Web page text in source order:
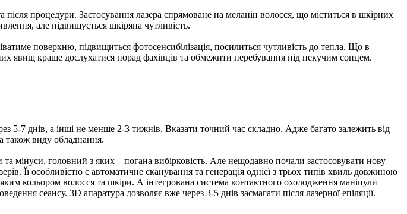
процедури. Застосування лазера спрямоване на меланін волосся, що міститься в шкірних
але підвищується шкіряна чутливість.
поверхню, підвищиться фотосенсибілізація, посилиться чутливість до тепла. Що в
явищ краще дослухатися порад фахівців та обмежити перебування під пекучим сонцем.
5-7 днів, а інші не менше 2-3 тижнів. Вказати точний час складно. Адже багато залежить від
а також виду обладнання.
головний з яких – погана вибірковість. Але нещодавно почали застосовувати нову
Її особливістю є автоматичне сканування та генерація однієї з трьох типів хвиль довжиною
кольором волосся та шкіри. А інтегрована система контактного охолодження маніпули
сеансу. 3D апаратура дозволяє вже через 3-5 днів засмагати після лазерної епіляції.